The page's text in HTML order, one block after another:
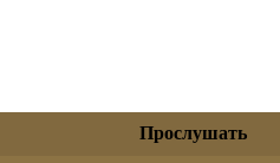
Прослушать